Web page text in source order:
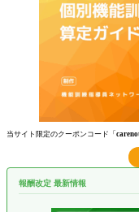
当サイト限定のクーポンコード「
報酬改定 最新情報